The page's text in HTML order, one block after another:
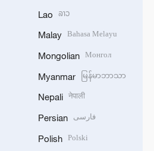
Lao ລາວ
Malay Bahasa Melayu
Mongolian Монгол
Myanmar မြန်မာဘာသာ
Nepali नेपाली
Persian فارسی
Polish Polski